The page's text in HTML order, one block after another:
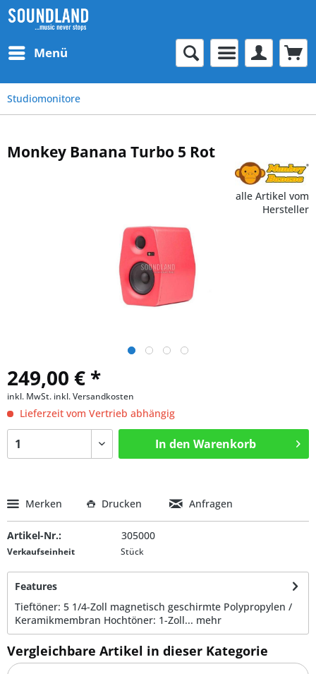
Menü
Studiomonitore
Monkey Banana Turbo 5 Rot
alle Artikel vom
Hersteller
249,00 € *
inkl. MwSt. inkl. Versandkosten
Lieferzeit vom Vertrieb abhängig
In den Warenkorb
Merken Drucken Anfragen
Artikel-Nr.: 305000
Verkaufseinheit Stück
Features
Tieftöner: 5 1/4-Zoll magnetisch geschirmte Polypropylen /
Keramikmembran Hochtöner: 1-Zoll... mehr
Vergleichbare Artikel in dieser Kategorie